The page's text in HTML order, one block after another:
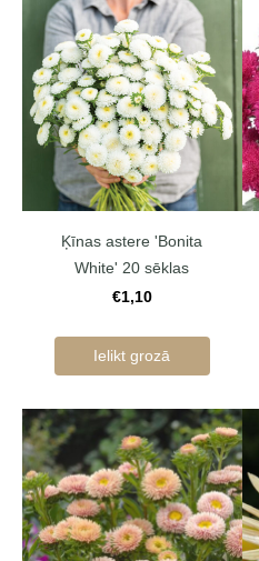
Ķīnas astere 'Bonita
White' 20 sēklas
€1,10
Ielikt grozā